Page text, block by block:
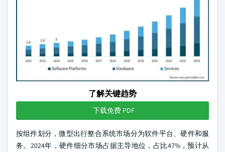
了解关键趋势
下载免费 PDF
按组件划分，微型出行整合系统市场分为软件平台、硬件和服
务。2024年，硬件细分市场占据主导地位，占比47%，预计从